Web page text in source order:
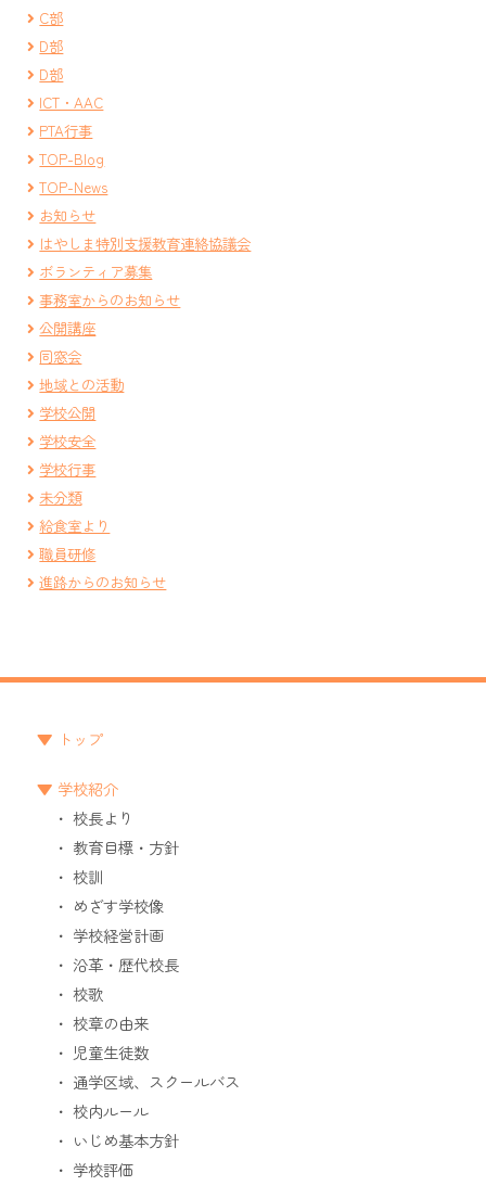
C部
D部
D部
ICT・AAC
PTA行事
TOP-Blog
TOP-News
お知らせ
はやしま特別支援教育連絡協議会
ボランティア募集
事務室からのお知らせ
公開講座
同窓会
地域との活動
学校公開
学校安全
学校行事
未分類
給食室より
職員研修
進路からのお知らせ
トップ
学校紹介
校長より
教育目標・方針
校訓
めざす学校像
学校経営計画
沿革・歴代校長
校歌
校章の由来
児童生徒数
通学区域、スクールバス
校内ルール
いじめ基本方針
学校評価